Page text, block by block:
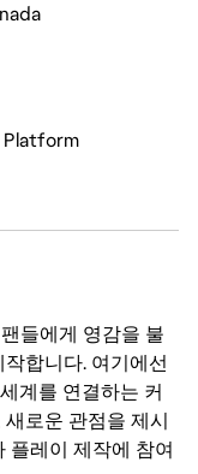
들에게 영감을 불
합니다. 여기에선
계를 연결하는 커
로운 관점을 제시
플레이 제작에 참여